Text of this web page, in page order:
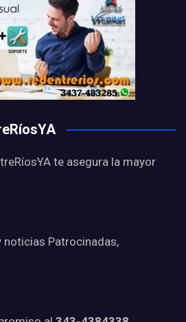
te asegura la mayor
noticias Patrocinadas,